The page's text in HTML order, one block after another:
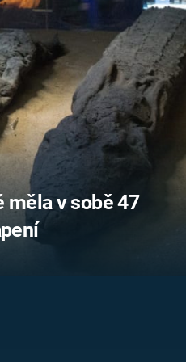
UFO A
MIMOZEMŠŤANÉ
UTAJENÉ PŘÍBĚHY
ČESKÝCH DĚJIN
ALTERNATIVNÍ
HISTORIE
měla v sobě 47